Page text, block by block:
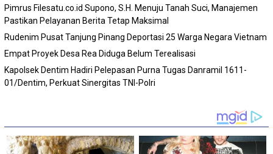
Pimrus Filesatu.co.id Supono, S.H. Menuju Tanah Suci, Manajemen
Pastikan Pelayanan Berita Tetap Maksimal
Rudenim Pusat Tanjung Pinang Deportasi 25 Warga Negara Vietnam
Empat Proyek Desa Rea Diduga Belum Terealisasi
Kapolsek Dentim Hadiri Pelepasan Purna Tugas Danramil 1611-
01/Dentim, Perkuat Sinergitas TNI-Polri